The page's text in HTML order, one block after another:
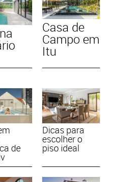
Casa de
Campo em
Itu
de
Dicas para
escolher o
piso ideal